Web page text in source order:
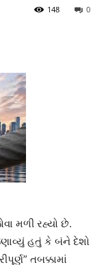
0
148
મળી રહ્યો છે.
હતું કે બંને દેશો
તબક્કામાં